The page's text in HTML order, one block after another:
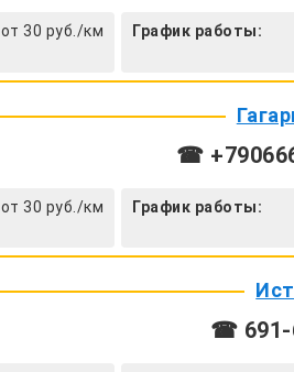
от 30 руб./км График работы:
☎
от 30 руб./км График работы:
Ист
☎ 691-